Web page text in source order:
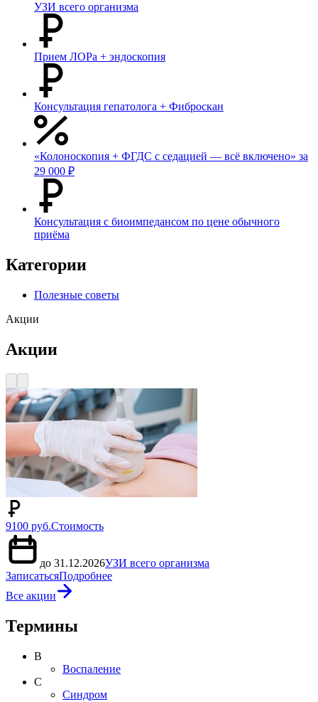
УЗИ всего организма
Прием ЛОРа + эндоскопия
Консультация гепатолога + Фиброскан
«Колоноскопия + ФГДС с седацией — всё включено» за
29 000 ₽
Консультация с биоимпедансом по цене обычного
приёма
Категории
Полезные советы
Акции
Акции
9100 руб.Стоимость
до 31.12.2026УЗИ всего организма
ЗаписатьсяПодробнее
Все акции
Термины
В
Воспаление
С
Синдром